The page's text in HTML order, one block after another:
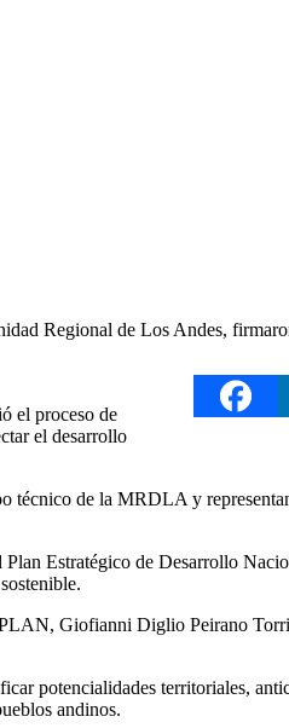
Regional de Los Andes,
el proceso de
el desarrollo
técnico de la MRDLA y
Estratégico de Desarrollo
Giofianni Diglio Peirano
potencialidades territoriales,
andinos.